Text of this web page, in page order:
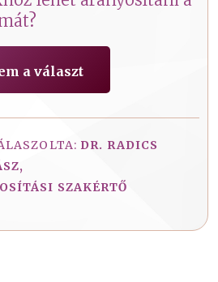
a választ
DR. RADICS
SZAKÉRTŐ